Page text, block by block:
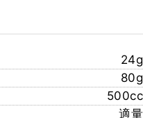
24g
80g
500cc
適量